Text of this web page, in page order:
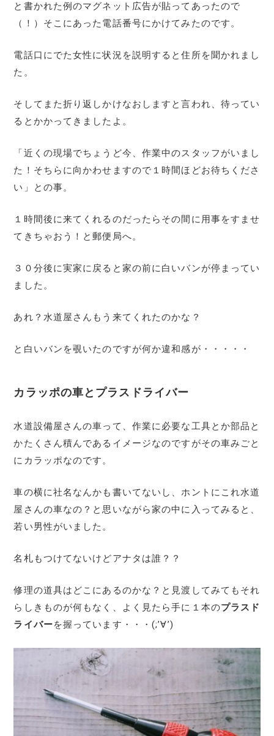
と書かれた例のマグネット広告が貼ってあったので
（！）そこにあった電話番号にかけてみたのです。
電話口にでた女性に状況を説明すると住所を聞かれまし
た。
そしてまた折り返しかけなおしますと言われ、待ってい
るとかかってきましたよ。
「近くの現場でちょうど今、作業中のスタッフがいまし
た！そちらに向かわせますので１時間ほどお待ちくださ
い」との事。
１時間後に来てくれるのだったらその間に用事をすませ
てきちゃおう！と郵便局へ。
３０分後に実家に戻ると家の前に白いバンが停まってい
ました。
あれ？水道屋さんもう来てくれたのかな？
と白いバンを覗いたのですが何か違和感が・・・・・
カラッポの車とプラスドライバー
水道設備屋さんの車って、作業に必要な工具とか部品と
かたくさん積んであるイメージなのですがその車みごと
にカラッポなのです。
車の横に社名なんかも書いてないし、ホントにこれ水道
屋さんの車なの？と思いながら家の中に入ってみると、
若い男性がいました。
名札もつけてないけどアナタは誰？？
修理の道具はどこにあるのかな？と見渡してみてもそれ
らしきものが何もなく、よく見たら手に１本のプラスド
ライバーを握っています・・・(;’∀’)